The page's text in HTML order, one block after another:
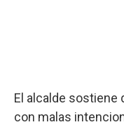
El alcalde sostiene
con malas